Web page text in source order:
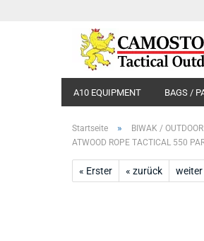
A10 EQUIPMENT BAGS /
Startseite » BIWAK / OUTDOOR
ATWOOD ROPE TACTICAL 550
« Erster « zurück weiter